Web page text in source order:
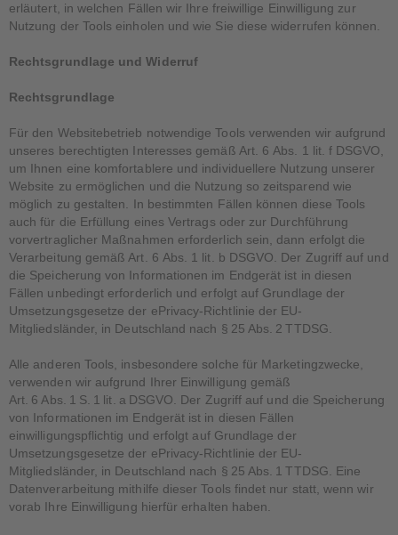
erläutert, in welchen Fällen wir Ihre freiwillige Einwilligung zur
Nutzung der Tools einholen und wie Sie diese widerrufen können.
Rechtsgrundlage und Widerruf
Rechtsgrundlage
Für den Websitebetrieb notwendige Tools verwenden wir aufgrund
unseres berechtigten Interesses gemäß Art. 6 Abs. 1 lit. f DSGVO,
um Ihnen eine komfortablere und individuellere Nutzung unserer
Website zu ermöglichen und die Nutzung so zeitsparend wie
möglich zu gestalten. In bestimmten Fällen können diese Tools
auch für die Erfüllung eines Vertrags oder zur Durchführung
vorvertraglicher Maßnahmen erforderlich sein, dann erfolgt die
Verarbeitung gemäß Art. 6 Abs. 1 lit. b DSGVO. Der Zugriff auf und
die Speicherung von Informationen im Endgerät ist in diesen
Fällen unbedingt erforderlich und erfolgt auf Grundlage der
Umsetzungsgesetze der ePrivacy-Richtlinie der EU-
Mitgliedsländer, in Deutschland nach § 25 Abs. 2 TTDSG.
Alle anderen Tools, insbesondere solche für Marketingzwecke,
verwenden wir aufgrund Ihrer Einwilligung gemäß
Art. 6 Abs. 1 S. 1 lit. a DSGVO. Der Zugriff auf und die Speicherung
von Informationen im Endgerät ist in diesen Fällen
einwilligungspflichtig und erfolgt auf Grundlage der
Umsetzungsgesetze der ePrivacy-Richtlinie der EU-
Mitgliedsländer, in Deutschland nach § 25 Abs. 1 TTDSG. Eine
Datenverarbeitung mithilfe dieser Tools findet nur statt, wenn wir
vorab Ihre Einwilligung hierfür erhalten haben.